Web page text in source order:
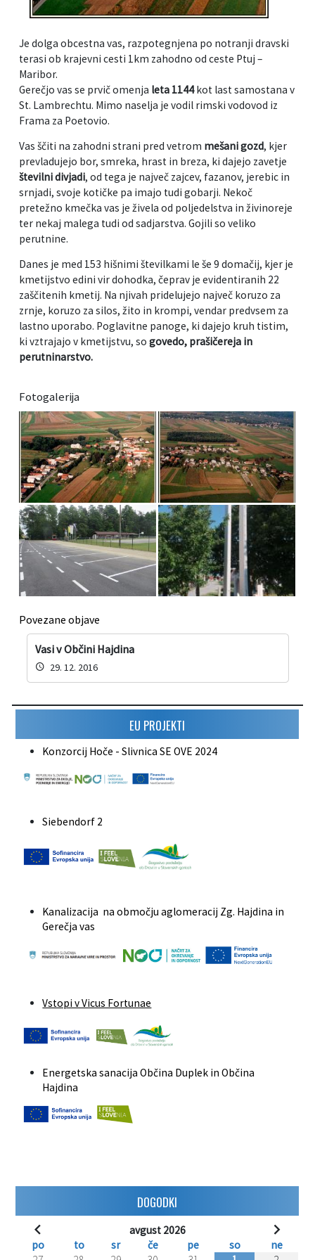
Je dolga obcestna vas, razpotegnjena po notranji dravski
terasi ob krajevni cesti 1km zahodno od ceste Ptuj –
Maribor.
Gerečjo vas se prvič omenja leta 1144kot last samostana v
St. Lambrechtu. Mimo naselja je vodil rimski vodovod iz
Frama za Poetovio.
Vas ščiti na zahodni strani pred vetrom mešani gozd, kjer
prevladujejo bor, smreka, hrast in breza, ki dajejo zavetje
številni divjadi, od tega je največ zajcev, fazanov, jerebic in
srnjadi, svoje kotičke pa imajo tudi gobarji. Nekoč
pretežno kmečka vas je živela od poljedelstva in živinoreje
ter nekaj malega tudi od sadjarstva. Gojili so veliko
perutnine.
Danes je med 153 hišnimi številkami le še 9 domačij, kjer je
kmetijstvo edini vir dohodka, čeprav je evidentiranih 22
zaščitenih kmetij. Na njivah pridelujejo največ koruzo za
zrnje, koruzo za silos, žito in krompi, vendar predvsem za
lastno uporabo. Poglavitne panoge, ki dajejo kruh tistim,
ki vztrajajo v kmetijstvu, so govedo, prašičereja in
perutninarstvo.
Fotogalerija
Povezane objave
Vasi v Občini Hajdina
29. 12. 2016
EU PROJEKTI
Konzorcij Hoče - Slivnica SE OVE 2024
Siebendorf 2
Kanalizacija na območju aglomeracij Zg. Hajdina in
Gerečja vas
Vstopi v Vicus Fortunae
Energetska sanacija Občina Duplek in Občina
Hajdina
DOGODKI
avgust 2026
po
to sr če pe so
ne
Informacije javnega značaja
Vizitka občine
Javni razpisi, natečaji, namere...
Projekti in investicije
Občinski časopis Hajdinčan
Priznanja občine
Lokalne volitve
Napovedniki SIP TV